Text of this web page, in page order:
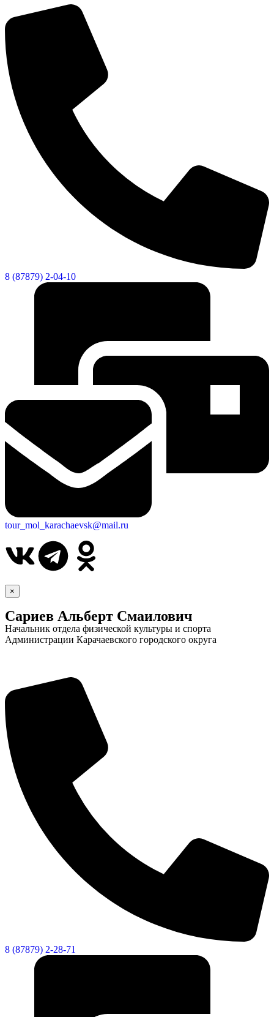
8 (87879) 2-04-10
tour_mol_karachaevsk@mail.ru
×
Сариев Альберт Смаилович
Начальник отдела физической культуры и спорта
Администрации Карачаевского городского округа
8 (87879) 2-28-71